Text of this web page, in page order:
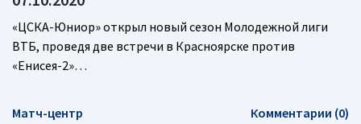
«ЦСКА-Юниор» открыл новый сезон Молодежной лиги
ВТБ, проведя две встречи в Красноярске против
«Енисея-2»…
Матч-центр
Комментарии (0)